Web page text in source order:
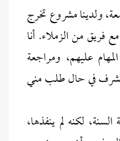
ولدينا مشروع تخرج
فريق من الزملاء. أنا
عليهم، ومراجعة
في حال طلب مني
لكنه لم ينفذها،